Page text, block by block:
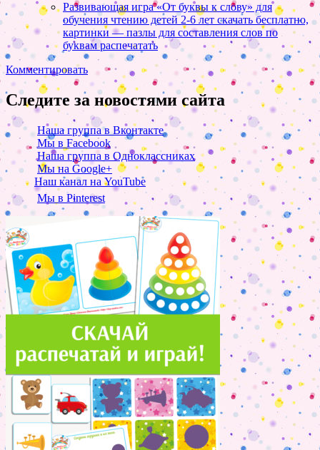
Развивающая игра «От буквы к слову» для
обучения чтению детей 2-6 лет скачать бесплатно,
картинки — пазлы для составления слов по
буквам распечатать
Комментировать
Следите за новостями сайта
Наша группа в Вконтакте
Мы в Facebook
Наша группа в Одноклассниках
Мы на Google+
Наш канал на YouTube
Мы в Pinterest